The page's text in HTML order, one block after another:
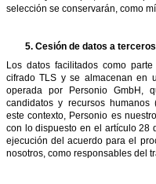
selección se conservarán, como
5. Cesión de datos a terceros
Los datos facilitados como
cifrado TLS y se almacenan en
operada por Personio GmbH,
candidatos y recursos
este contexto, Personio es
con lo dispuesto en el artículo 28
ejecución del acuerdo para el
nosotros, como responsables del